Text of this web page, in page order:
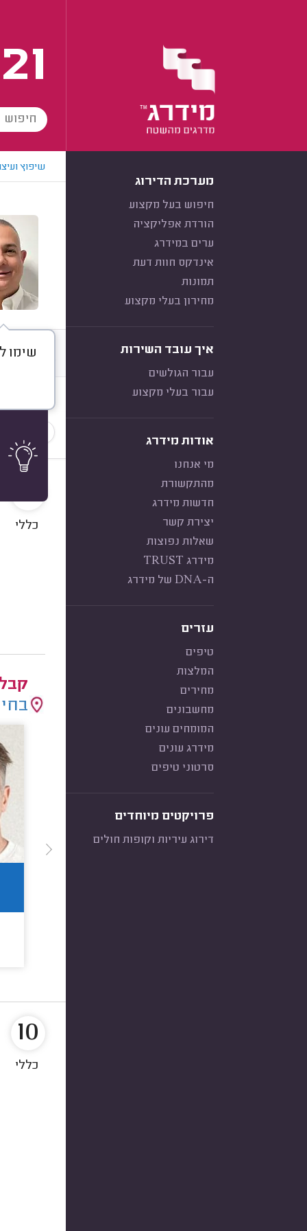
מערכת הדירוג
חיפוש בעל מקצוע
הורדת אפליקציה
ערים במידרג
אינדקס חוות דעת
תמונות
מחירון בעלי מקצוע
איך עובד השירות
עבור הגולשים
עבור בעלי מקצוע
אודות מידרג
מי אנחנו
מהתקשורת
חדשות מידרג
יצירת קשר
שאלות נפוצות
מידרג TRUST
ה-DNA של מידרג
עזרים
טיפים
המלצות
מחירים
מחשבונים
המומחים עונים
מידרג עונים
סרטוני טיפים
פרויקטים מיוחדים
דירוג עיריות וקופות חולים
שיפוץ
שימו
דברו
10
כללי
10
כללי